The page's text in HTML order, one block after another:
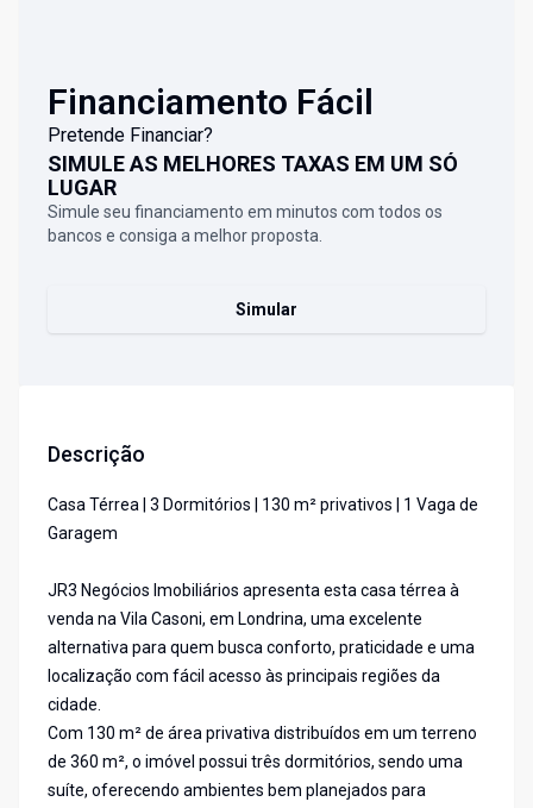
Financiamento Fácil
Pretende Financiar?
SIMULE AS MELHORES TAXAS EM UM SÓ
LUGAR
Simule seu financiamento em minutos com todos os
bancos e consiga a melhor proposta.
Simular
Descrição
Casa Térrea | 3 Dormitórios | 130 m² privativos | 1 Vaga de
Garagem
JR3 Negócios Imobiliários apresenta esta casa térrea à
venda na Vila Casoni, em Londrina, uma excelente
alternativa para quem busca conforto, praticidade e uma
localização com fácil acesso às principais regiões da
cidade.
Com 130 m² de área privativa distribuídos em um terreno
de 360 m², o imóvel possui três dormitórios, sendo uma
suíte, oferecendo ambientes bem planejados para